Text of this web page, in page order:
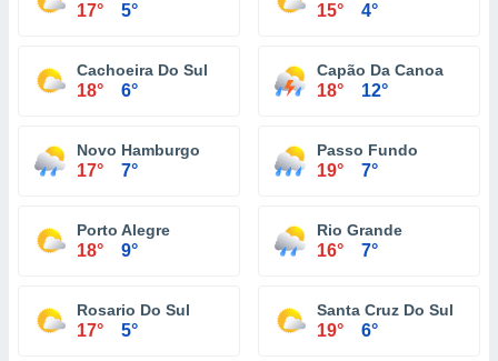
17° 5° 15° 4°
Cachoeira Do Sul
18° 6°
Capão Da Canoa
18° 12°
Novo Hamburgo
17° 7°
Passo Fundo
19° 7°
Porto Alegre
18° 9°
Rio Grande
16° 7°
Rosario Do Sul
17° 5°
Santa Cruz Do Sul
19° 6°